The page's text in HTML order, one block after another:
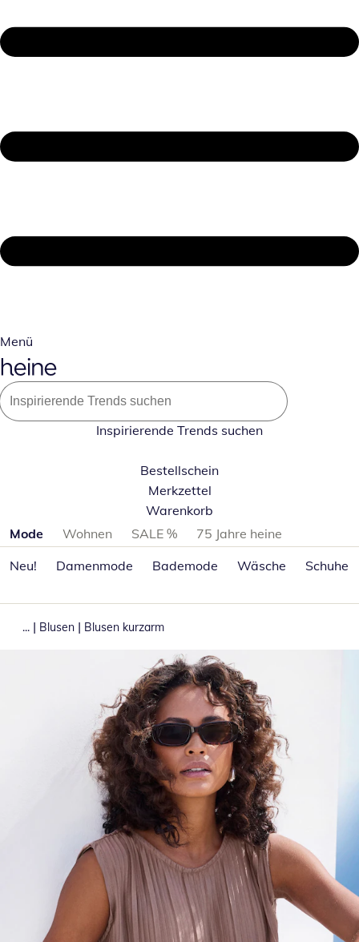
Menü
Inspirierende Trends suchen
Bestellschein
Merkzettel
Warenkorb
Produktkategorien überspringen
Mode Wohnen SALE %
75 Jahre heine
Neu!
Damenmode Bademode Wäsche Schuhe
... | Blusen | Blusen kurzarm